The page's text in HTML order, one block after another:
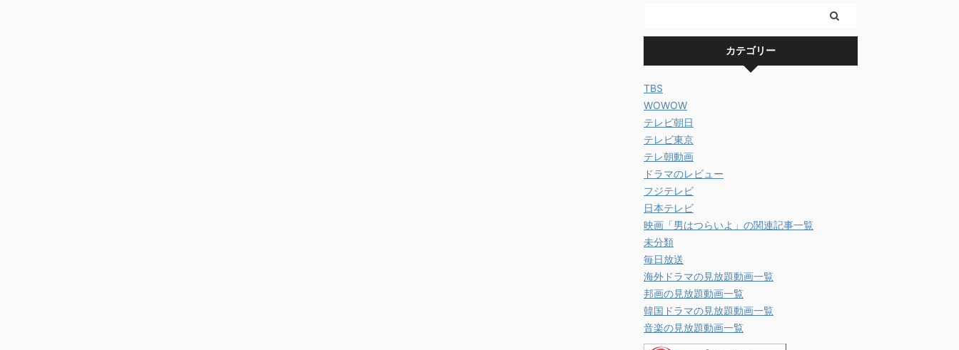
カテゴリー
TBS
WOWOW
テレビ朝日
テレビ東京
テレ朝動画
ドラマのレビュー
フジテレビ
日本テレビ
映画「男はつらいよ」の関連記事一覧
未分類
毎日放送
海外ドラマの見放題動画一覧
邦画の見放題動画一覧
韓国ドラマの見放題動画一覧
音楽の見放題動画一覧